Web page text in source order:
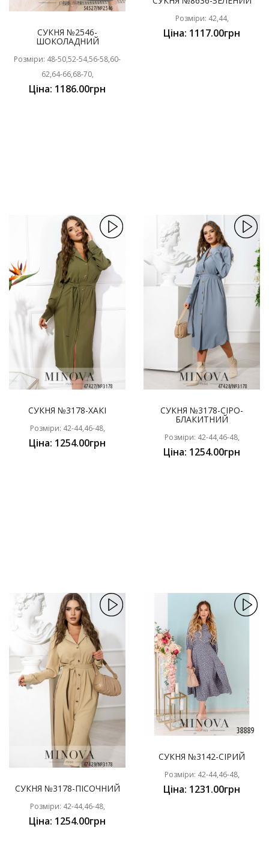
СУКНЯ №2546-
ШОКОЛАДНИЙ
Розміри: 48-50,52-54,56-58,60-
62,64-66,68-70,
Ціна: 1186.00грн
Розміри: 42,44,
Ціна: 1117.00грн
СУКНЯ №3178-ХАКІ
Розміри: 42-44,46-48,
Ціна: 1254.00грн
СУКНЯ №3178-СІРО-
БЛАКИТНИЙ
Розміри: 42-44,46-48,
Ціна: 1254.00грн
СУКНЯ №3178-ПІСОЧНИЙ
Розміри: 42-44,46-48,
Ціна: 1254.00грн
СУКНЯ №3142-СІРИЙ
Розміри: 42-44,46-48,
Ціна: 1231.00грн